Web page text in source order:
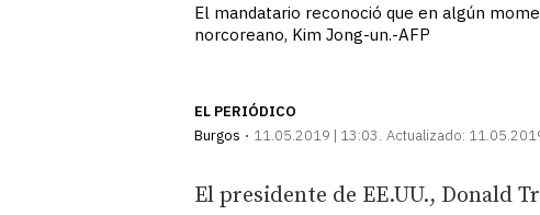
El mandatario reconoció que en algún
norcoreano, Kim Jong-un.-AFP
EL PERIÓDICO
Burgos
11.05.2019 | 13:03 Actualizado:
El presidente de EE.UU., Donald